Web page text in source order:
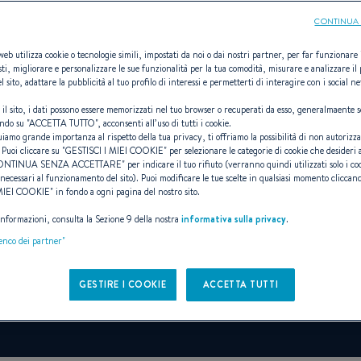
ANTARES 9
PER
Prenotare una prova
utilizza cookie o tecnologie simili, impostati da noi o dai nostri partner, per far
migliorare e personalizzare le sue funzionalità per la tua comodità, misurare e analizzare il
sito, adattare la pubblicità al tuo profilo di interessi e permetterti di interagire con i social
sito, i dati possono essere memorizzati nel tuo browser o recuperati da esso, generalmaente
su "ACCETTA TUTTO", acconsenti all’uso di tutti i cookie.
grande importanza al rispetto della tua privacy, ti offriamo la possibilità di non
cliccare su "GESTISCI I MIEI COOKIE" per selezionare le categorie di cookie che desideri
SENZA ACCETTARE" per indicare il tuo rifiuto (verranno quindi utilizzati solo i
al funzionamento del sito). Puoi modificare le tue scelte in qualsiasi momento
COOKIE" in fondo a ogni pagina del nostro sito.
consulta la Sezione 9 della nostra informativa sulla privacy.
dei partner"
GESTIRE I COOKIE ACCETTA TUTTI
CONTINUA